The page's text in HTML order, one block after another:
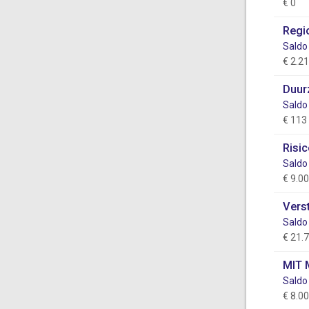
€ 0
€
€ 113
€
€
MIT
€